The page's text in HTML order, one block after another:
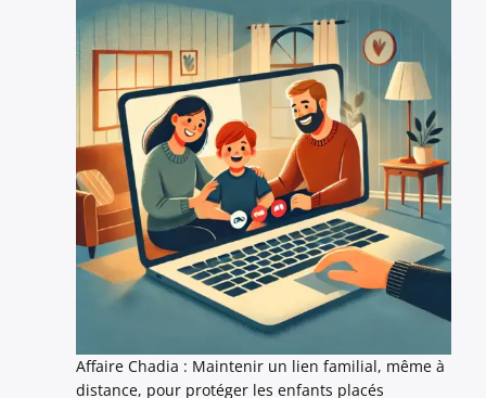
de
l’Enfance
des
Territoires
:
des
solutions
innovantes
pour
transformer
la
protection
de
l’enfance
Affaire Chadia : Maintenir un lien familial, même à
distance, pour protéger les enfants placés